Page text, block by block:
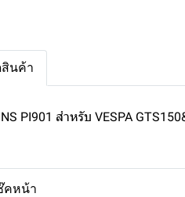
สินค้า
PI901 สำหรับ VESPA
คหน้า